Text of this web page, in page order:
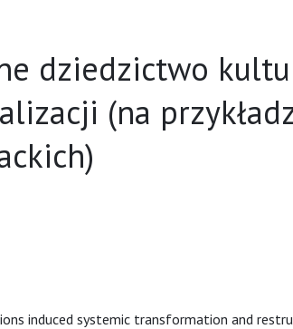
dziedzictwo
(na
induced systemic transformation and